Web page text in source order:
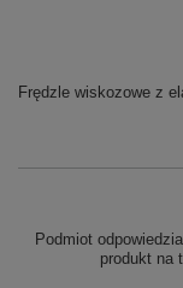
Frędzle wiskozowe z
Podmiot
produkt na